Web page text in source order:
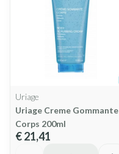
Uriage
Uriage Creme Gommante
Corps 200ml
€ 21,41